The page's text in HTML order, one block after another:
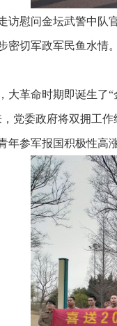
访慰问金坛武警中队
密切军政军民鱼水情
大革命时期即诞生了
党委政府将双拥工
年参军报国积极性高